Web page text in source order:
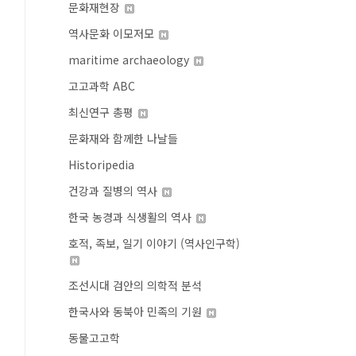
문화재현장
역사문화 이모저모
maritime archaeology
고고과학 ABC
최신연구 총평
문화재와 함께한 나날들
Historipedia
건강과 질병의 역사
한국 농경과 식생활의 역사
호적, 족보, 일기 이야기 (역사인구학)
조선시대 검안의 의학적 분석
한국사와 동북아 민족의 기원
동물고고학